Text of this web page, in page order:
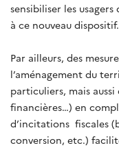
sensibiliser les
à ce nouveau dispositif.
Par ailleurs, des
l’aménagement du
particuliers, mais
financières…) en
d’incitations fiscales
conversion, etc.)